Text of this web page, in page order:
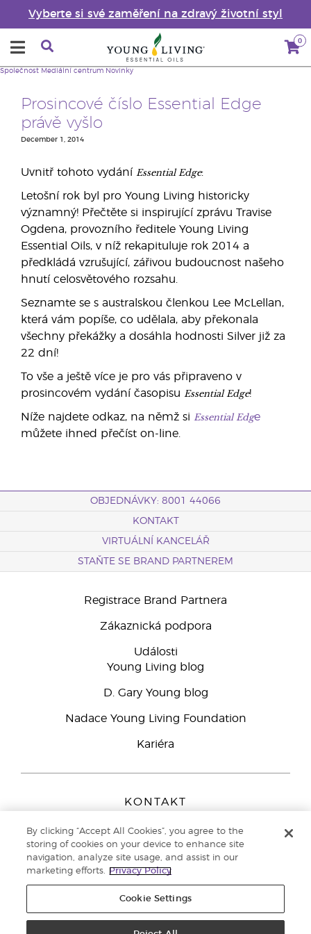
Vyberte si své zaměření na zdravý životní styl
0
Společnost Mediální centrum Novinky
Prosincové číslo Essential Edge
právě vyšlo
December 1, 2014
Uvnitř tohoto vydání Essential Edge:
Letošní rok byl pro Young Living historicky
významný! Přečtěte si inspirující zprávu Travise
Ogdena, provozního ředitele Young Living
Essential Oils, v níž rekapituluje rok 2014 a
předkládá vzrušující, zářivou budoucnost našeho
hnutí celosvětového rozsahu.
Seznamte se s australskou členkou Lee McLellan,
která vám popíše, co udělala, aby překonala
všechny překážky a dosáhla hodnosti Silver již za
22 dní!
To vše a ještě více je pro vás připraveno v
prosincovém vydání časopisu Essential Edge!
Níže najdete odkaz, na němž si Essential Edge
můžete ihned přečíst on-line.
OBJEDNÁVKY: 8001 44066
KONTAKT
VIRTUÁLNÍ KANCELÁŘ
STAŇTE SE BRAND PARTNEREM
Registrace Brand Partnera
Zákaznická podpora
Události
Young Living blog
D. Gary Young blog
Nadace Young Living Foundation
Kariéra
KONTAKT
Peizerweg 97
9727 AJ Groningen
Netherlands
Zákaznická podpora800 144 066
By clicking “Accept All Cookies”, you agree to the
storing of cookies on your device to enhance site
navigation, analyze site usage, and assist in our
marketing efforts.
Privacy Policy
Cookie Settings